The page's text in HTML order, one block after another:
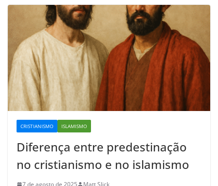
CRISTIANISMO ISLAMISMO
Diferença entre predestinação
no cristianismo e no islamismo